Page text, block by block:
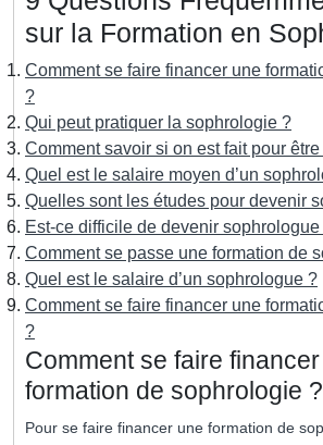
sur la Formation en
Comment se faire financer une
?
Qui peut pratiquer la sophrologie ?
Comment savoir si on est fait pour
Quel est le salaire moyen d’un
Quelles sont les études pour devenir
Est-ce difficile de devenir sophrologue
Comment se passe une formation de
Quel est le salaire d’un sophrologue ?
Comment se faire financer une
?
Comment se faire
formation de sophrologie ?
Pour se faire financer une formation de